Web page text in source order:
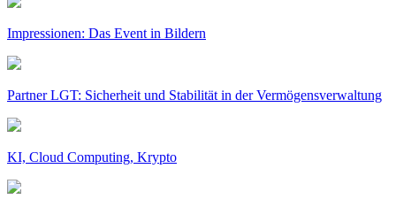
Impressionen: Das Event in Bildern
Partner LGT: Sicherheit und Stabilität in der Vermögensverwaltung
KI, Cloud Computing, Krypto